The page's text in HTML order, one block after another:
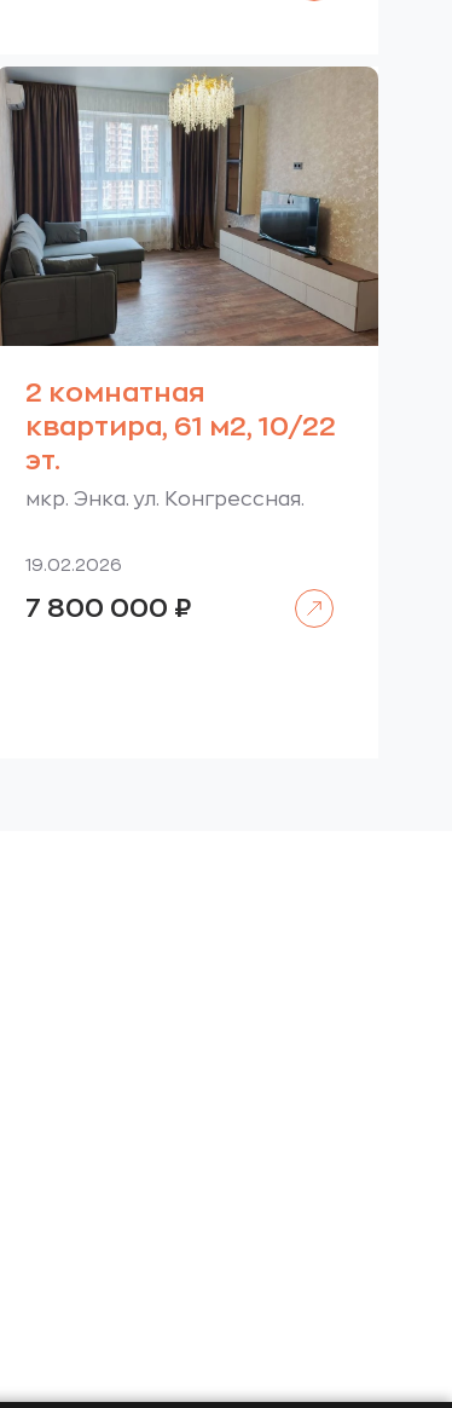
2 комнатная
квартира, 61 м2, 10/22
эт.
мкр. Энка. ул. Конгрессная.
19.02.2026
7 800 000 ₽